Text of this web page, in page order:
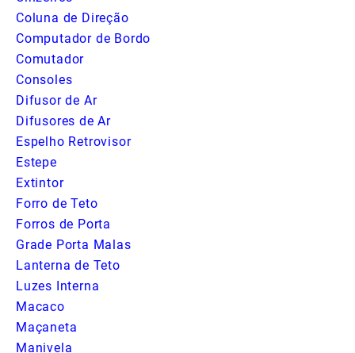
Coluna de Direção
Computador de Bordo
Comutador
Consoles
Difusor de Ar
Difusores de Ar
Espelho Retrovisor
Estepe
Extintor
Forro de Teto
Forros de Porta
Grade Porta Malas
Lanterna de Teto
Luzes Interna
Macaco
Maçaneta
Manivela